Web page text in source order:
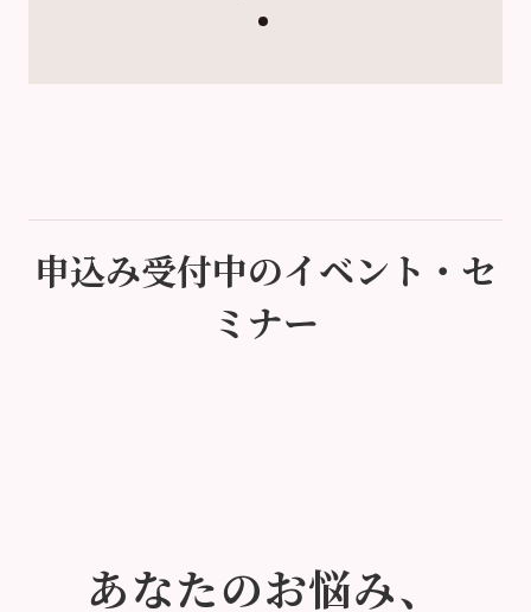
申込み受付中のイベント・セ
ミナー
あなたのお悩み、